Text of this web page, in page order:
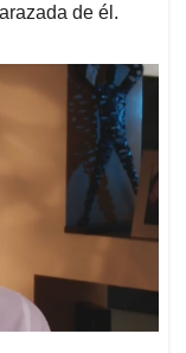
de él.